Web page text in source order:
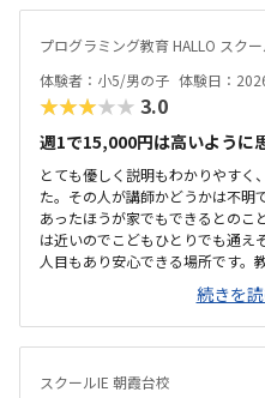
プログラミング教育 HALLO スク
体験者：小5/男の子 体験日：
★★★★★ 3.0
週1で15,000円は高いように
とても優しく説明もわかりやすく
た。その人が講師かどうかは不明
あったほうが家でもできるとのこ
は近いのでこどもひとりでも通え
人目もあり安心できる場所です。
しているとのことで塾の方の教室
感じでした。週1で15,000円は高
増やしてもらうか、下げてもらえ
はとても説明がわかりやすく、こ
続きを
スクールIE 朝霞台校